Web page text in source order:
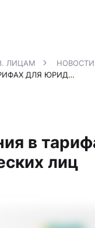
ЛИЦАМ
НОВОСТИ
ИЗМЕНЕНИЯ В ТАРИФАХ ДЛЯ ЮРИДИЧЕСКИХ ЛИЦ
в
лиц